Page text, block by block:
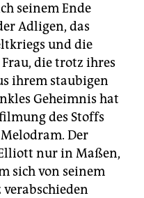
seinem Ende
Adligen, das
und die
die trotz ihres
ihrem staubigen
Geheimnis hat
des Stoffs
Der
nur in Maßen,
sich von seinem